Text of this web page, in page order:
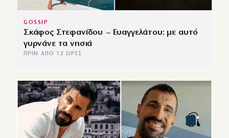
GOSSIP
Σκάφος Στεφανίδου – Ευαγγελάτου: με αυτό
γυρνάνε τα νησιά
ΠΡΙΝ ΑΠΌ 12 ΏΡΕΣ